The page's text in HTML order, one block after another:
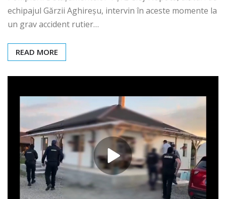
echipajul Gărzii Aghireșu, intervin în aceste momente la
un grav accident rutier…
READ MORE